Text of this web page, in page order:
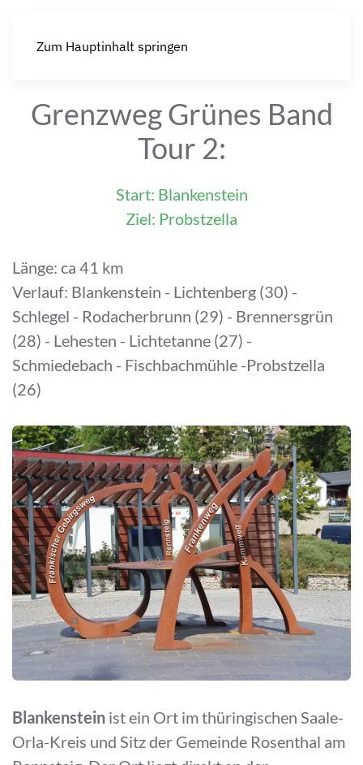
Zum Hauptinhalt springen
Grenzweg Grünes Band
Tour 2:
Start: Blankenstein
Ziel: Probstzella
Länge: ca 41 km
Verlauf: Blankenstein - Lichtenberg (30) -
Schlegel - Rodacherbrunn (29) - Brennersgrün
(28) - Lehesten - Lichtetanne (27) -
Schmiedebach - Fischbachmühle -Probstzella
(26)
Blankenstein ist ein Ort im thüringischen Saale-
Orla-Kreis und Sitz der Gemeinde Rosenthal am